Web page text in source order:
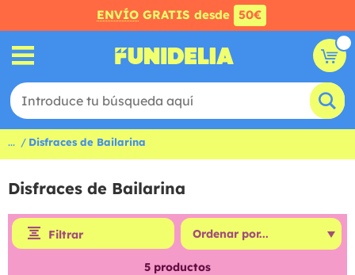
ENVÍO GRATIS desde 50€
... Disfraces de Bailarina
Disfraces de Bailarina
Filtrar
5 productos